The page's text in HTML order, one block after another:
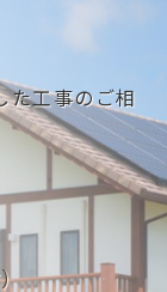
た工事のご相
)